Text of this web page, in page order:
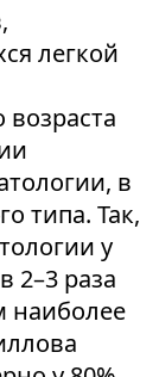
легкой
в
типа. Так,
у
2–3 раза
наиболее